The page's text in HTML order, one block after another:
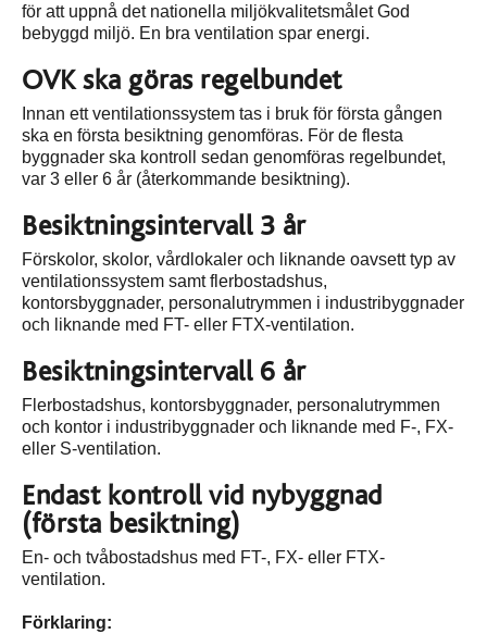
för att uppnå det nationella miljökvalitetsmålet God
bebyggd miljö. En bra ventilation spar energi.
OVK ska göras regelbundet
Innan ett ventilationssystem tas i bruk för första gången
ska en första besiktning genomföras. För de flesta
byggnader ska kontroll sedan genomföras regelbundet,
var 3 eller 6 år (återkommande besiktning).
Besiktningsintervall 3 år
Förskolor, skolor, vårdlokaler och liknande oavsett typ av
ventilationssystem samt flerbostadshus,
kontorsbyggnader, personalutrymmen i industribyggnader
och liknande med FT- eller FTX-ventilation.
Besiktningsintervall 6 år
Flerbostadshus, kontorsbyggnader, personalutrymmen
och kontor i industribyggnader och liknande med F-, FX-
eller S-ventilation.
Endast kontroll vid nybyggnad
(första besiktning)
En- och tvåbostadshus med FT-, FX- eller FTX-
ventilation.
Förklaring: